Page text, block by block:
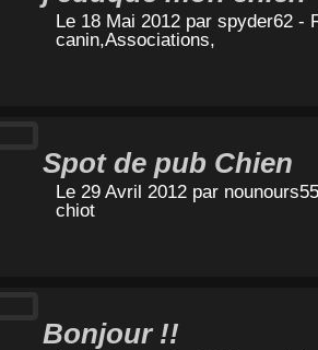
Le 18 Mai 2012 par spyder62 -
canin,Associations,
Spot de pub Chien
Le 29 Avril 2012 par nounours55
chiot
Bonjour !!